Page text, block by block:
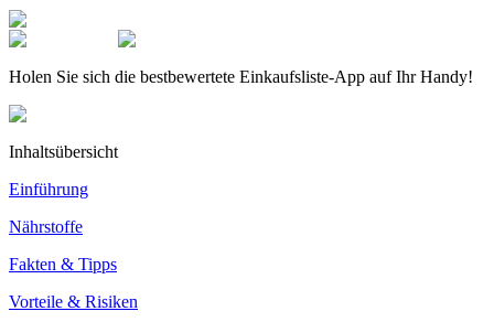
Holen Sie sich die bestbewertete Einkaufsliste-App auf Ihr Handy!
Inhaltsübersicht
Einführung
Nährstoffe
Fakten & Tipps
Vorteile & Risiken